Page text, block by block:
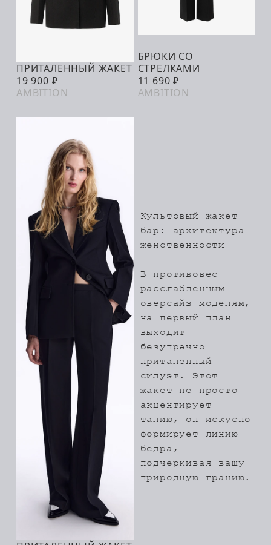
Культовый жакет-
бар: архитектура
женственности
В противовес
расслабленным
оверсайз моделям,
на первый план
выходит
безупречно
приталенный
силуэт. Этот
жакет не просто
акцентирует
талию, он искусно
формирует линию
бедра,
подчеркивая вашу
природную грацию.
ТОЛЬКО В
МАГАЗИНАХ
ПРИТАЛЕННЫЙ ЖАКЕТ
19 900 ₽
AMBITION
ТОЛЬКО В
МАГАЗИНАХ
БРЮКИ СО
СТРЕЛКАМИ
11 690 ₽
AMBITION